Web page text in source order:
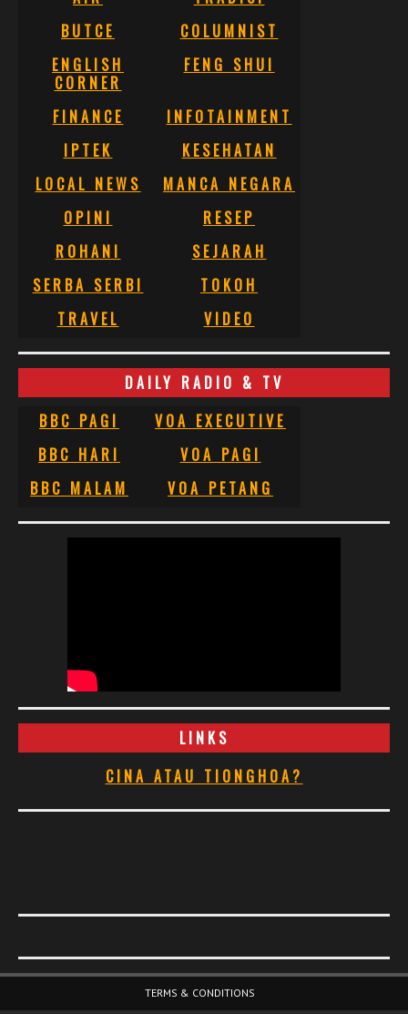
BUTCE
COLUMNIST
ENGLISH
CORNER
FENG SHUI
FINANCE
INFOTAINMENT
IPTEK
KESEHATAN
LOCAL NEWS
MANCA NEGARA
OPINI
RESEP
ROHANI
SEJARAH
SERBA SERBI
TOKOH
TRAVEL
VIDEO
DAILY RADIO & TV
BBC PAGI
VOA EXECUTIVE
BBC HARI
VOA PAGI
BBC MALAM
VOA PETANG
LINKS
CINA ATAU TIONGHOA?
TERMS & CONDITIONS